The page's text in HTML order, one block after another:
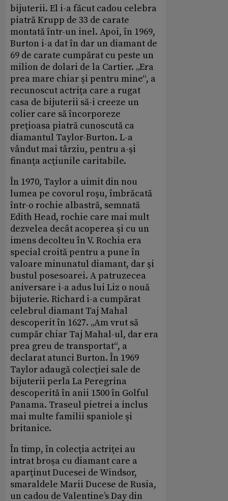
bijuterii. El i-a făcut cadou celebra
piatră Krupp de 33 de carate
montată într-un inel. Apoi, în 1969,
Burton i-a dat în dar un diamant de
69 de carate cumpărat cu peste un
milion de dolari de la Cartier. „Era
prea mare chiar şi pentru mine“, a
recunoscut actriţa care a rugat
casa de bijuterii să-i creeze un
colier care să încorporeze
preţioasa piatră cunoscută ca
diamantul Taylor-Burton. L-a
vândut mai târziu, pentru a-şi
finanţa acţiunile caritabile.
În 1970, Taylor a uimit din nou
lumea pe covorul roşu, îmbrăcată
într-o rochie albastră, semnată
Edith Head, rochie care mai mult
dezvelea decât acoperea şi cu un
imens decolteu în V. Rochia era
special croită pentru a pune în
valoare minunatul diamant, dar şi
bustul posesoarei. A patruzecea
aniversare i-a adus lui Liz o nouă
bijuterie. Richard i-a cumpărat
celebrul diamant Taj Mahal
descoperit în 1627. „Am vrut să
cumpăr chiar Taj Mahal-ul, dar era
prea greu de transportat“, a
declarat atunci Burton. În 1969
Taylor adaugă colecţiei sale de
bijuterii perla La Peregrina
descoperită în anii 1500 în Golful
Panama. Traseul pietrei a inclus
mai multe familii spaniole şi
britanice.
În timp, în colecţia actriţei au
intrat broşa cu diamant care a
aparţinut Ducesei de Windsor,
smaraldele Marii Ducese de Rusia,
un cadou de Valentine’s Day din